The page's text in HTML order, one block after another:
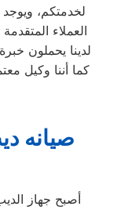
لخدمتكم،
العملاء
لدينا يحملون
كما أننا وكيل
صيانه
أصبح جهاز